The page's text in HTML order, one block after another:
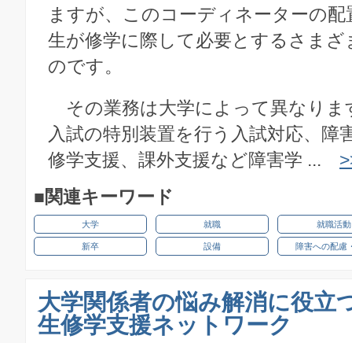
ますが、このコーディネーターの配
生が修学に際して必要とするさまざ
のです。
その業務は大学によって異なりま
入試の特別装置を行う入試対応、障
修学支援、課外支援など障害学 ...
■関連キーワード
大学 就職 就職活動
新卒 設備 障害への配慮
大学関係者の悩み解消に役立
生修学支援ネットワーク